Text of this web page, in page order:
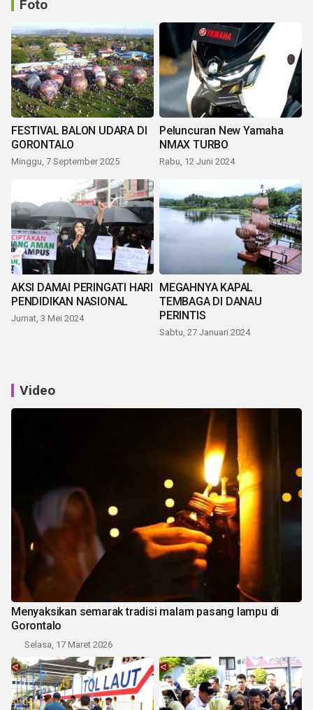
Foto
FESTIVAL BALON UDARA DI
GORONTALO
Minggu, 7 September 2025
Peluncuran New Yamaha
NMAX TURBO
Rabu, 12 Juni 2024
AKSI DAMAI PERINGATI HARI
PENDIDIKAN NASIONAL
Jumat, 3 Mei 2024
MEGAHNYA KAPAL
TEMBAGA DI DANAU
PERINTIS
Sabtu, 27 Januari 2024
Video
Menyaksikan semarak tradisi malam pasang lampu di
Gorontalo
Selasa, 17 Maret 2026